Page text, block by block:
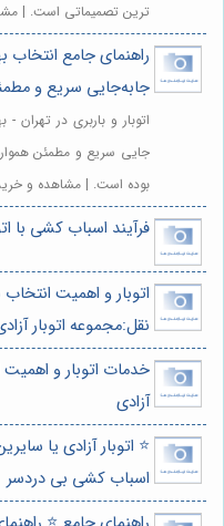
ترین تصمیماتی است. |
راهنمای جامع انتخاب
جابه‌جایی سریع و
اتوبار و باربری در تهران
جایی سریع و مطمئن
بوده است. | مشاهده و
فرآیند اسباب کشی با
اتوبار و اهمیت
نقل:مجموعه اتوبار
خدمات اتوبار و
آزادی
⭐️ اتوبار آزادی یا
اسباب کشی بی دردسر